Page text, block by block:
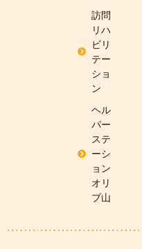
訪問
リハ
ビリ
テー
ショ
ン
ヘル
パー
ステ
ーシ
ョン
オリ
ブ山